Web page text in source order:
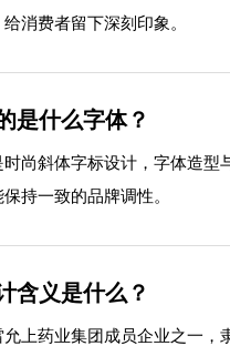
消费者留下深刻印象。
是什么字体？
尚斜体字标设计，字体造
持一致的品牌调性。
含义是什么？
上药业集团成员企业之一